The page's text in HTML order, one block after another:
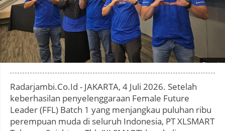
Photo by
Radarjambi.Co.Id - JAKARTA, 4 Juli 2026. Setelah
keberhasilan penyelenggaraan Female Future
Leader (FFL) Batch 1 yang menjangkau puluhan ribu
perempuan muda di seluruh Indonesia, PT XLSMART